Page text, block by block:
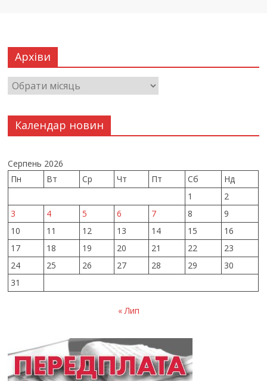
Архіви
Календар новин
Серпень 2026
Пн
Вт Ср Чт Пт Сб
Нд
1
2
3
4 5 6 7 8
9
10
11 12 13 14 15
16
17
18 19 20 21 22
23
24
25 26 27 28 29
30
31
« Лип